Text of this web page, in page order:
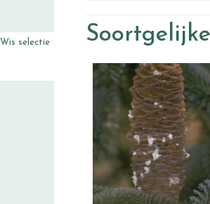
Wis selectie